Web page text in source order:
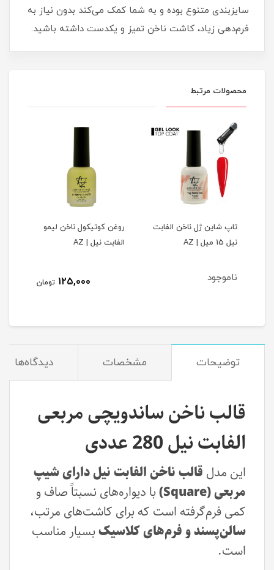
سایزبندی متنوع بوده و به شما کمک می‌کند بدون نیاز به
فرم‌دهی زیاد، کاشت ناخن تمیز و یکدست داشته باشید.
محصولات مرتبط
تاپ شاین ژل ناخن الفابت
نیل 15 میل | AZ
ناموجود
روغن کوتیکول ناخن لیمو
الفابت نیل | AZ
125,000 تومان
توضیحات مشخصات دیدگاه‌ها
قالب ناخن ساندویچی مربعی
الفابت نیل 280 عددی
این مدل قالب ناخن الفابت نیل دارای شیپ
مربعی (Square)
با دیواره‌های نسبتاً صاف و
کمی فرم‌گرفته است که برای کاشت‌های مرتب،
سالن‌پسند و فرم‌های کلاسیکبسیار مناسب
است.